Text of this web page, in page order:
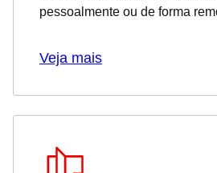
pessoalmente ou de forma
Veja mais